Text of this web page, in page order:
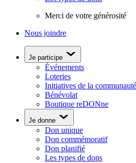
Merci de votre générosité
Nous joindre
Je participe
Événements
Loteries
Initiatives de la communauté
Bénévolat
Boutique reDONne
Je donne
Don unique
Don commémoratif
Don planifié
Les types de dons